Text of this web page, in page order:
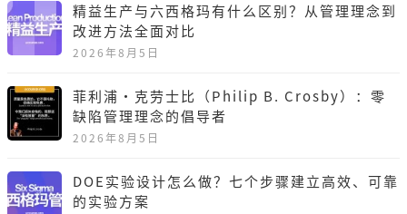
精益生产与六西格玛有什么区别？从管理理念到
改进方法全面对比
2026年8月5日
菲利浦·克劳士比（Philip B. Crosby）：零
缺陷管理理念的倡导者
2026年8月5日
DOE实验设计怎么做？七个步骤建立高效、可靠
的实验方案